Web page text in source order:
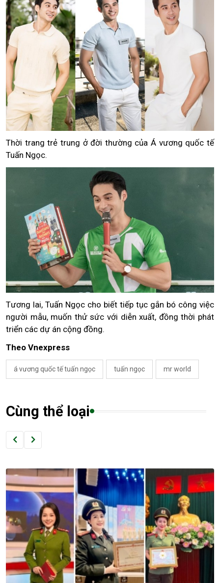
Thời trang trẻ trung ở đời thường của Á vương quốc tế
Tuấn Ngọc.
Tương lai, Tuấn Ngọc cho biết tiếp tục gắn bó công việc
người mẫu, muốn thử sức với diễn xuất, đồng thời phát
triển các dự án cộng đồng.
Theo Vnexpress
á vương quốc tế tuấn ngọc tuấn ngọc mr world
Cùng thể loại